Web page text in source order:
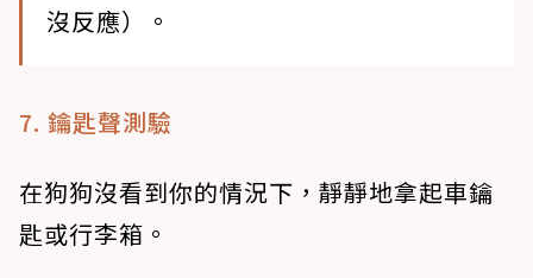
沒反應）。
7. 鑰匙聲測驗
在狗狗沒看到你的情況下，靜靜地拿起車鑰
匙或行李箱。